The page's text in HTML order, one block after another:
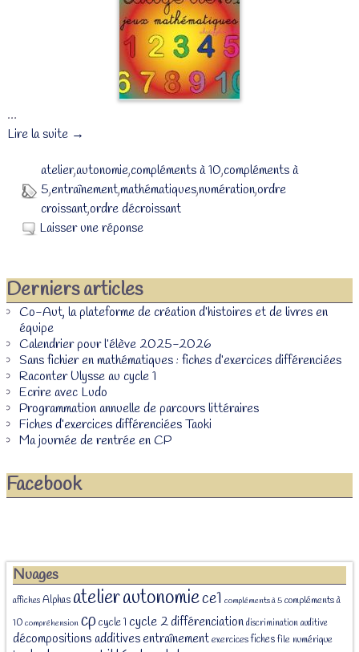
…
Lire la suite →
atelier,autonomie,compléments à 10,compléments à
5,entraînement,mathématiques,numération,ordre
croissant,ordre décroissant
Laisser une réponse
Derniers articles
Co-Aut, la plateforme de création d’histoires et de livres en
équipe
Calendrier pour l’élève 2025-2026
Sans fichier en mathématiques : fiches d’exercices différenciées
Raconter Ulysse au cycle 1
Ecrire avec Ludo
Programmation annuelle de parcours littéraires
Fiches d’exercices différenciées Taoki
Ma journée de rentrée en CP
Facebook
Nuages
affichesAlphas atelierautonomiece1 compléments à 5 compléments à
10 compréhension cp cycle 1 cycle 2 différenciationdiscrimination auditive
décompositions additives entraînementexercicesfichesfile numérique